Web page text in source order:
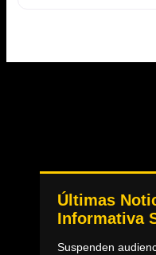
Últimas
Informativa
Suspenden